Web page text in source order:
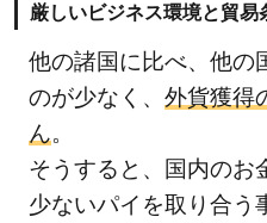
フ
リ
カ
貧
困
に
厳しいビジネス環境と貿易
他の諸国に比べ、他の
のが少なく、 外貨獲得
ん。
そうすると、国内のお
少ないパイを取り合う